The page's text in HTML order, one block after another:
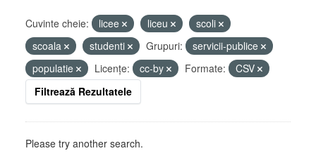
Cuvinte cheie: licee liceu
scoli
scoala
studenti Grupuri:
servicii-publice
populatie
Licenţe: cc-by Formate:
CSV
Filtrează Rezultatele
Please try another search.